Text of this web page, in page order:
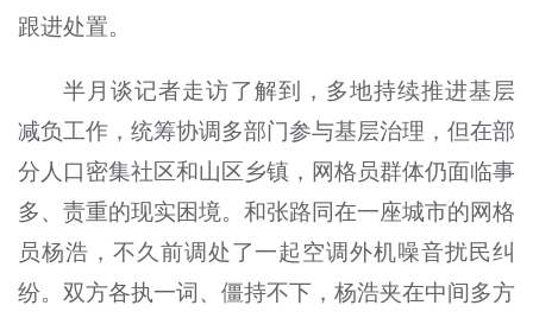
跟进处置。
半月谈记者走访了解到，多地持续推进基层
减负工作，统筹协调多部门参与基层治理，但在部
分人口密集社区和山区乡镇，网格员群体仍面临事
多、责重的现实困境。和张路同在一座城市的网格
员杨浩，不久前调处了一起空调外机噪音扰民纠
纷。双方各执一词、僵持不下，杨浩夹在中间多方